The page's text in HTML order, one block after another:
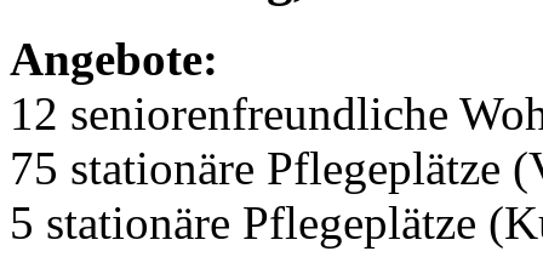
Angebote:
12 seniorenfreundliche
75 stationäre Pflegeplätze
5 stationäre Pflegeplätze